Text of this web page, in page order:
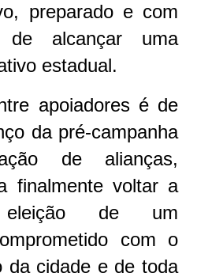
preparado e com
de alcançar uma
estadual.
apoiadores é de
da pré-campanha
de alianças,
finalmente voltar a
de um
com o
da cidade e de toda